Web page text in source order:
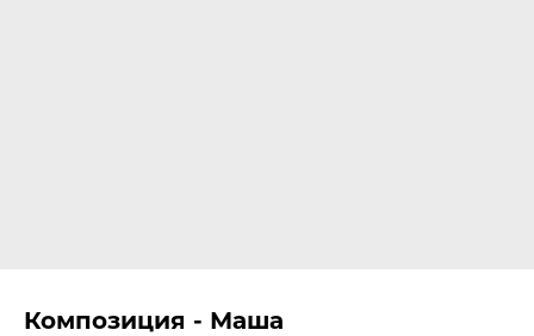
Композиция - Маша